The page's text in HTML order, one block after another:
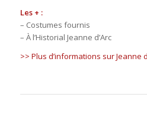
Les + :
– Costumes fournis
– À l’Historial Jeanne d’Arc
>> Plus d’informations sur Jeanne